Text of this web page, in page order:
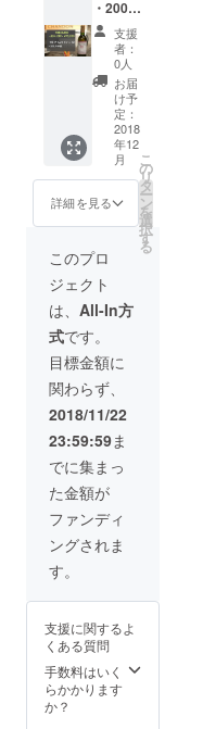
料込
み）
・2006
タイム
ワイン
（白）
× 12本
・ご支
援への
お礼の
手紙
CAMPF
IRE特別
価格
35%OF
F （正
規販売
予定価
格:108,
000円 ※
送料込
み）
支援
者：
0人
お届
け予
定：
2018
年12
月
詳細を見る
こ
の
リ
タ
ー
ン
を
選
択
す
る
このプロ
ジェクト
は、 All-In方
式です。
目標金額に
関わらず、
2018/11/22
23:59:59ま
でに集まっ
た金額が
ファンディ
ングされま
す。
支援に関するよ
くある質問
手数料はいく
らかかります
か？